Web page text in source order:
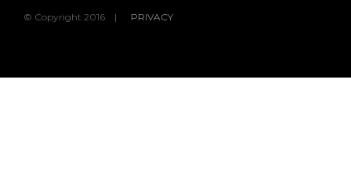
© Copyright 2016 | PRIVACY